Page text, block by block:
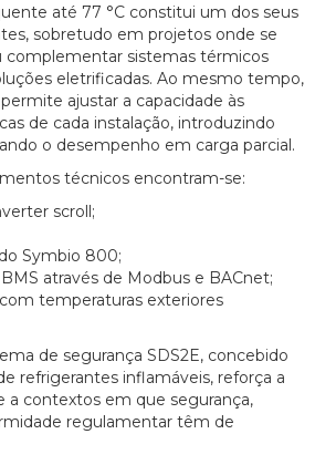
até 77 °C constitui um dos seus
sobretudo em projetos onde se
complementar sistemas térmicos
eletrificadas. Ao mesmo tempo,
ajustar a capacidade às
de cada instalação, introduzindo
o desempenho em carga parcial.
técnicos encontram-se:
scroll;
Symbio 800;
através de Modbus e BACnet;
temperaturas exteriores
de segurança SDS2E, concebido
refrigerantes inflamáveis, reforça a
a contextos em que segurança,
regulamentar têm de